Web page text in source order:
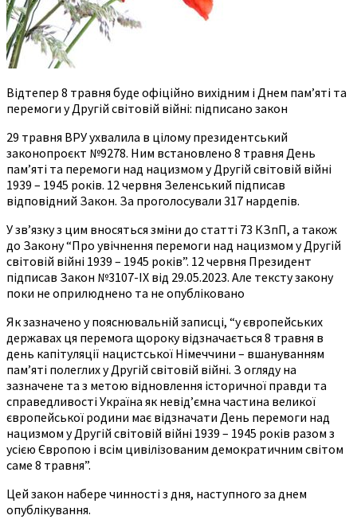
Відтепер 8 травня буде офіційно вихідним і Днем пам’яті та
перемоги у Другій світовій війні: підписано закон
29 травня ВРУ ухвалила в цілому президентський
законопроєкт №9278. Ним встановлено 8 травня День
пам’яті та перемоги над нацизмом у Другій світовій війні
1939 – 1945 років. 12 червня Зеленський підписав
відповідний Закон. За проголосували 317 нардепів.
У зв’язку з цим вносяться зміни до статті 73 КЗпП, а також
до Закону “Про увічнення перемоги над нацизмом у Другій
світовій війні 1939 – 1945 років”. 12 червня Президент
підписав Закон №3107-IX від 29.05.2023. Але тексту закону
поки не оприлюднено та не опубліковано
Як зазначено у пояснювальній записці, “у європейських
державах ця перемога щороку відзначається 8 травня в
день капітуляції нацистської Німеччини – вшануванням
пам’яті полеглих у Другій світовій війні. З огляду на
зазначене та з метою відновлення історичної правди та
справедливості Україна як невід’ємна частина великої
європейської родини має відзначати День перемоги над
нацизмом у Другій світовій війні 1939 – 1945 років разом з
усією Європою і всім цивілізованим демократичним світом
саме 8 травня”.
Цей закон набере чинності з дня, наступного за днем
опублікування.